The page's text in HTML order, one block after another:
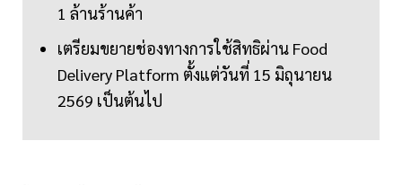
1 ล้านร้านค้า
เตรียมขยายช่องทางการใช้สิทธิผ่าน Food
Delivery Platform ตั้งแต่วันที่ 15 มิถุนายน
2569 เป็นต้นไป